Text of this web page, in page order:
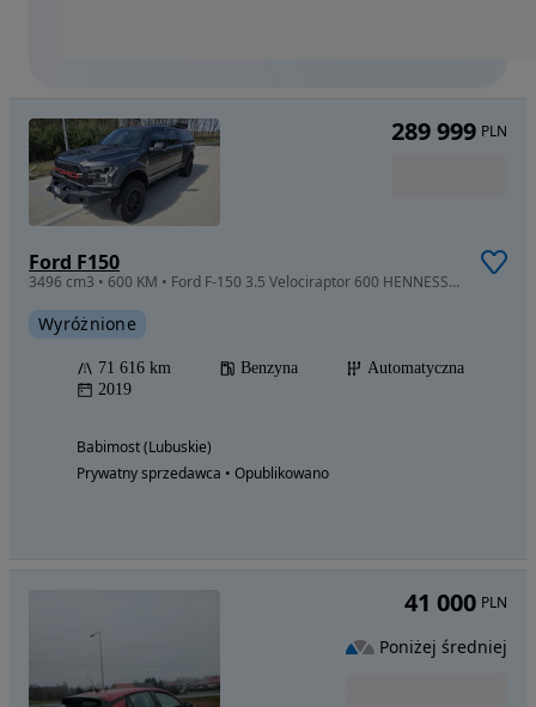
Ford F150
3496 cm3 • 600 KM • Ford F-150 3.5 Velociraptor 600 HENNESSEY
Wyróżnione
71 616 km Benzyna
Automatyczna
2019
Babimost (Lubuskie)
Prywatny sprzedawca • Opublikowano
289 999 PLN
41 000 PLN
Poniżej średniej